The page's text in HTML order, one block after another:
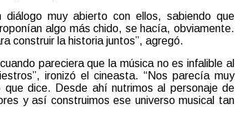
muy abierto con ellos, sabiendo que
algo más chido, se hacía, obviamente.
construir la historia juntos”, agregó.
pareciera que la música no es infalible al
ironizó el cineasta. “Nos parecía muy
dice. Desde ahí nutrimos al personaje de
y así construimos ese universo musical tan